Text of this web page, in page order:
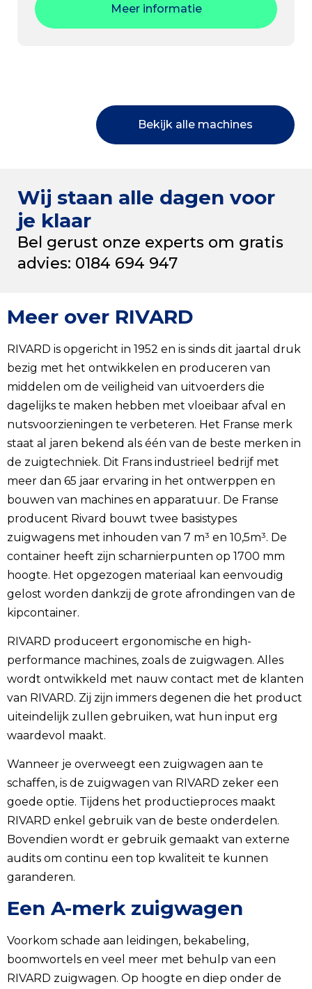
Meer informatie
Bekijk alle machines
Wij staan alle dagen voor
je klaar
Bel gerust onze experts om gratis
advies: 0184 694 947
Meer over RIVARD
RIVARD is opgericht in 1952 en is sinds dit jaartal druk
bezig met het ontwikkelen en produceren van
middelen om de veiligheid van uitvoerders die
dagelijks te maken hebben met vloeibaar afval en
nutsvoorzieningen te verbeteren. Het Franse merk
staat al jaren bekend als één van de beste merken in
de zuigtechniek. Dit Frans industrieel bedrijf met
meer dan 65 jaar ervaring in het ontwerppen en
bouwen van machines en apparatuur. De Franse
producent Rivard bouwt twee basistypes
zuigwagens met inhouden van 7 m³ en 10,5m³. De
container heeft zijn scharnierpunten op 1700 mm
hoogte. Het opgezogen materiaal kan eenvoudig
gelost worden dankzij de grote afrondingen van de
kipcontainer.
RIVARD produceert ergonomische en high-
performance machines, zoals de zuigwagen. Alles
wordt ontwikkeld met nauw contact met de klanten
van RIVARD. Zij zijn immers degenen die het product
uiteindelijk zullen gebruiken, wat hun input erg
waardevol maakt.
Wanneer je overweegt een zuigwagen aan te
schaffen, is de zuigwagen van RIVARD zeker een
goede optie. Tijdens het productieproces maakt
RIVARD enkel gebruik van de beste onderdelen.
Bovendien wordt er gebruik gemaakt van externe
audits om continu een top kwaliteit te kunnen
garanderen.
Een A-merk zuigwagen
Voorkom schade aan leidingen, bekabeling,
boomwortels en veel meer met behulp van een
RIVARD zuigwagen. Op hoogte en diep onder de